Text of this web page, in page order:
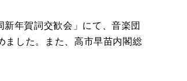
年賀詞交歓会」にて、音楽団
ました。また、高市早苗内閣総